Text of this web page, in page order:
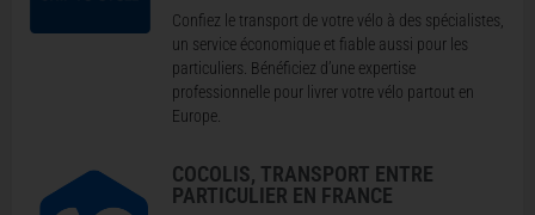
Confiez le transport de votre vélo à des spécialistes,
un service économique et fiable aussi pour les
particuliers. Bénéficiez d’une expertise
professionnelle pour livrer votre vélo partout en
Europe.
COCOLIS, TRANSPORT ENTRE
PARTICULIER EN FRANCE